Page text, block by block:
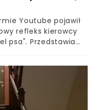
Youtube pojawił
refleks kierowcy
psa". Przedstawia
mogłoby dojść